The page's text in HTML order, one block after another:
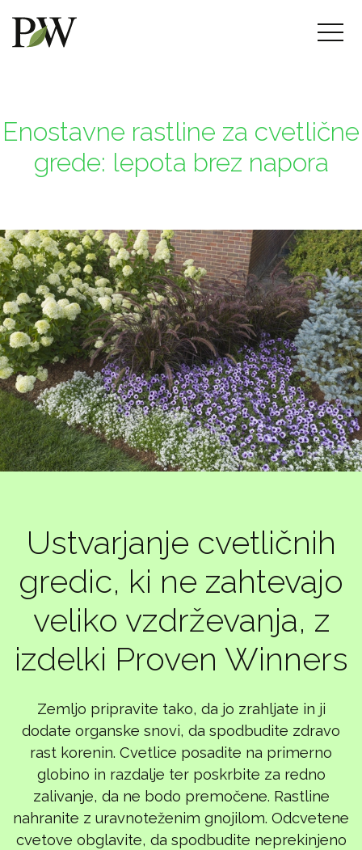
Enostavne rastline za cvetlične
grede: lepota brez napora
Ustvarjanje cvetličnih
gredic, ki ne zahtevajo
veliko vzdrževanja, z
izdelki Proven Winners
Zemljo pripravite tako, da jo zrahljate in ji
dodate organske snovi, da spodbudite zdravo
rast korenin. Cvetlice posadite na primerno
globino in razdalje ter poskrbite za redno
zalivanje, da ne bodo premočene. Rastline
nahranite z uravnoteženim gnojilom. Odcvetene
cvetove obglavite, da spodbudite neprekinjeno